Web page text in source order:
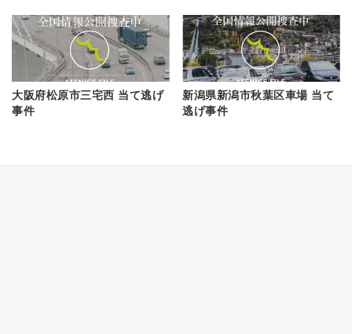
大阪府松原市三宅西 当て逃げ
事件
新潟県新潟市秋葉区車場 当て
逃げ事件